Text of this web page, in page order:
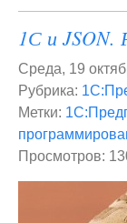
1С и JSON.
Среда, 19
Рубрика:
Метки:
Просмотров: